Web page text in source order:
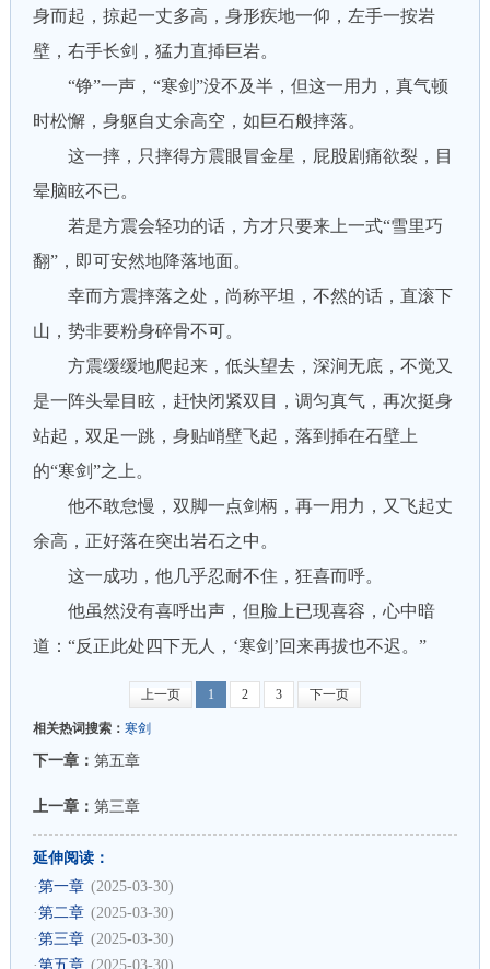
身而起，掠起一丈多高，身形疾地一仰，左手一按岩
壁，右手长剑，猛力直揷巨岩。
“铮”一声，“寒剑”没不及半，但这一用力，真气顿
时松懈，身躯自丈余高空，如巨石般摔落。
这一摔，只摔得方震眼冒金星，屁股剧痛欲裂，目
晕脑眩不已。
若是方震会轻功的话，方才只要来上一式“雪里巧
翻”，即可安然地降落地面。
幸而方震摔落之处，尚称平坦，不然的话，直滚下
山，势非要粉身碎骨不可。
方震缓缓地爬起来，低头望去，深涧无底，不觉又
是一阵头晕目眩，赶快闭紧双目，调匀真气，再次挺身
站起，双足一跳，身贴峭壁飞起，落到揷在石壁上
的“寒剑”之上。
他不敢怠慢，双脚一点剑柄，再一用力，又飞起丈
余高，正好落在突出岩石之中。
这一成功，他几乎忍耐不住，狂喜而呼。
他虽然没有喜呼出声，但脸上已现喜容，心中暗
道：“反正此处四下无人，‘寒剑’回来再拔也不迟。”
上一页 1 2 3 下一页
相关热词搜索： 寒剑
下一章： 第五章
上一章： 第三章
延伸阅读：
·第一章 (2025-03-30)
·第二章 (2025-03-30)
·第三章 (2025-03-30)
·第五章 (2025-03-30)